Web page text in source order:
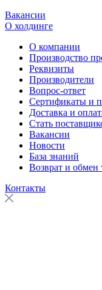
Вакансии
О холдинге
О компании
Производство
Реквизиты
Производители
Вопрос-ответ
Сертификаты и
Доставка и
Стать
Вакансии
Новости
База знаний
Возврат и обмен
Контакты